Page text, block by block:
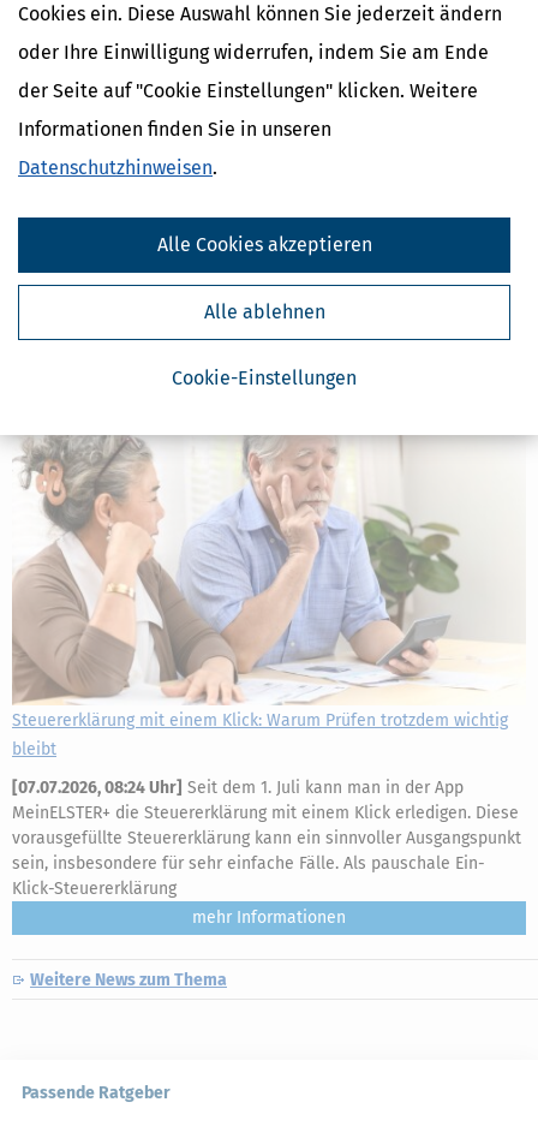
Cookies ein. Diese Auswahl können Sie jederzeit ändern
oder Ihre Einwilligung widerrufen, indem Sie am Ende
der Seite auf "Cookie Einstellungen" klicken. Weitere
Informationen finden Sie in unseren
Datenschutzhinweisen.
Cookie-Einstellungen
Alle ablehnen
Alle Cookies akzeptieren
13.07.2026, 06:11 Uhr] Die Abgabefrist für die Steuererklärung
endet am 31. Juli. Eine automatische Fristverlängerung wie in den
Pandemie-Jahren gibt es nur noch für Steuererklärungen, die über
Steuerberater oder Lohnsteuerhilfevereine beim Finanzamt
Steuererklärung mit einem Klick: Warum Prüfen trotzdem wichtig
bleibt
[07.07.2026, 08:24 Uhr] Seit dem 1. Juli kann man in der App
MeinELSTER+ die Steuererklärung mit einem Klick erledigen. Diese
vorausgefüllte Steuererklärung kann ein sinnvoller Ausgangspunkt
sein, insbesondere für sehr einfache Fälle. Als pauschale Ein-
Klick-Steuererklärung
mehr
Weitere News zum Thema
Passende Ratgeber